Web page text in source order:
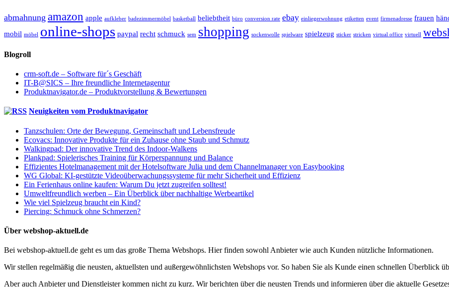
abmahnung amazon apple aufkleber badezimmermöbel basketball beliebtheit büro conversion rate ebay einliegerwohnung etiketten event firmenadresse frauen
mobil möbel online-shops paypal recht schmuck sem shopping sockenwolle spielware spielzeug sticker stricken virtual office virtuell
Blogroll
crm-soft.de – Software für´s Geschäft
IT-B@SICS – Ihre freundliche Internetagentur
Produktnavigator.de – Produktvorstellung & Bewertungen
Neuigkeiten vom Produktnavigator
Tanzschulen: Orte der Bewegung, Gemeinschaft und Lebensfreude
Ecovacs: Innovative Produkte für ein Zuhause ohne Staub und Schmutz
Walkingpad: Der innovative Trend des Indoor-Walkens
Plankpad: Spielerisches Training für Körperspannung und Balance
Effizientes Hotelmanagement mit der Hotelsoftware Julia und dem Channelmanager von Easybooking
WG Global: KI-gestützte Videoüberwachungssysteme für mehr Sicherheit und Effizienz
Ein Ferienhaus online kaufen: Warum Du jetzt zugreifen solltest!
Umweltfreundlich werben – Ein Überblick über nachhaltige Werbeartikel
Wie viel Spielzeug braucht ein Kind?
Piercing: Schmuck ohne Schmerzen?
Über webshop-aktuell.de
Bei webshop-aktuell.de geht es um das große Thema Webshops. Hier finden sowohl Anbieter wie auch Kunden nützliche Informationen.
Wir stellen regelmäßig die neusten, aktuellsten und außergewöhnlichsten Webshops vor. So haben Sie als Kunde einen schnellen Überblick
Aber auch Anbieter und Dienstleister kommen nicht zu kurz. Wir berichten über die neusten Trends und informieren über die aktuelle